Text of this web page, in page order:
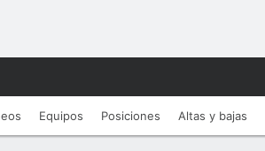
Equipos Posiciones Altas y bajas